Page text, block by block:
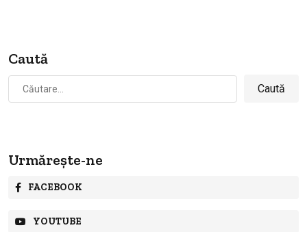
Caută
Caută
după:
Urmărește-ne
FACEBOOK
YOUTUBE